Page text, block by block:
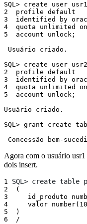
SQL> create user usr1
2  profile default
3  identified by
4  quota unlimited
5  account unlock;
SQL> create user usr2
2  profile default
3  identified by
4  quota unlimited
5  account unlock;
Usuário criado.
SQL> grant create
Concessão bem-
Agora com o usuário
dois insert.
1 SQL> create table
2  (
3     id_produto
4     valor
5  )
6  /